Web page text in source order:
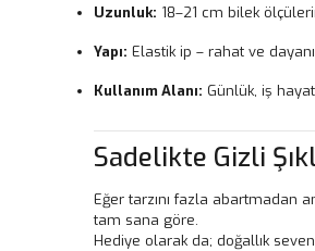
Uzunluk: 18–21 cm bilek
Yapı: Elastik ip – rahat ve
Kullanım Alanı: Günlük, iş
Sadelikte Gizli
Eğer tarzını fazla abartmadan
tam sana göre.
Hediye olarak da; doğallık